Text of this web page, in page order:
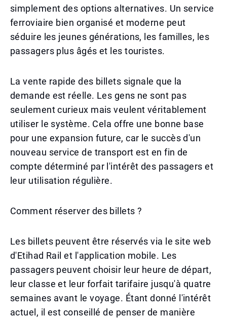
simplement des options alternatives. Un service
ferroviaire bien organisé et moderne peut
séduire les jeunes générations, les familles, les
passagers plus âgés et les touristes.
La vente rapide des billets signale que la
demande est réelle. Les gens ne sont pas
seulement curieux mais veulent véritablement
utiliser le système. Cela offre une bonne base
pour une expansion future, car le succès d'un
nouveau service de transport est en fin de
compte déterminé par l'intérêt des passagers et
leur utilisation régulière.
Comment réserver des billets ?
Les billets peuvent être réservés via le site web
d'Etihad Rail et l'application mobile. Les
passagers peuvent choisir leur heure de départ,
leur classe et leur forfait tarifaire jusqu'à quatre
semaines avant le voyage. Étant donné l'intérêt
actuel, il est conseillé de penser de manière